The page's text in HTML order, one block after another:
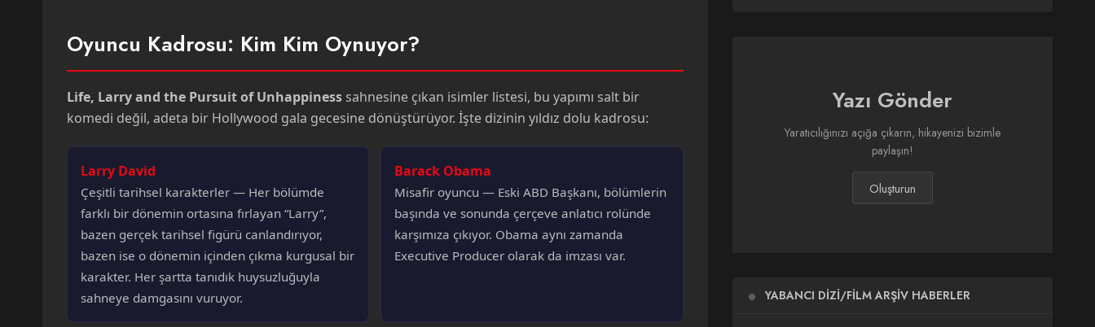
Oyuncu Kadrosu: Kim Kim Oynuyor?
Life, Larry and the Pursuit of Unhappiness sahnesine çıkan isimler listesi, bu yapımı salt bir
komedi değil, adeta bir Hollywood gala gecesine dönüştürüyor. İşte dizinin yıldız dolu kadrosu:
Larry David
Çeşitli tarihsel karakterler — Her bölümde
farklı bir dönemin ortasına fırlayan “Larry”,
bazen gerçek tarihsel figürü canlandırıyor,
bazen ise o dönemin içinden çıkma kurgusal bir
karakter. Her şartta tanıdık huysuzluğuyla
sahneye damgasını vuruyor.
Barack Obama
Misafir oyuncu — Eski ABD Başkanı, bölümlerin
başında ve sonunda çerçeve anlatıcı rolünde
karşımıza çıkıyor. Obama aynı zamanda
Executive Producer olarak da imzası var.
Yazı Gönder
Yaratıcılığınızı açığa çıkarın, hikayenizi bizimle
paylaşın!
Oluşturun
YABANCI DIZI/FILM ARŞIV HABERLER